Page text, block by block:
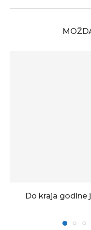
Do kraja godine